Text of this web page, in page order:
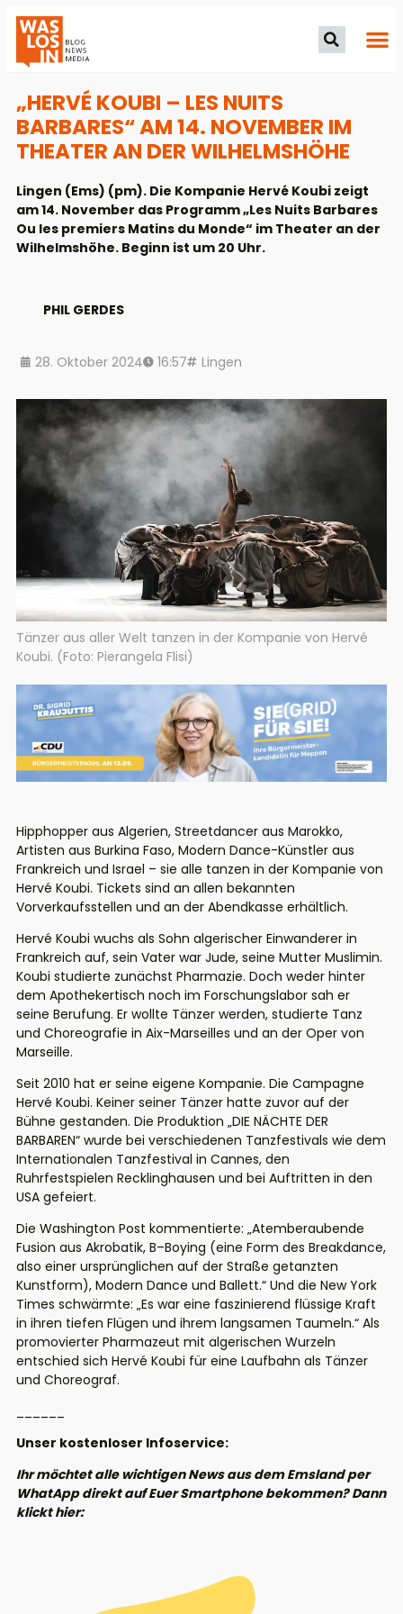
„HERVÉ KOUBI – LES NUITS
BARBARES“ AM 14. NOVEMBER IM
THEATER AN DER WILHELMSHÖHE
Lingen (Ems) (pm). Die Kompanie Hervé Koubi zeigt
am 14. November das Programm „Les Nuits Barbares
Ou les premiers Matins du Monde“ im Theater an der
Wilhelmshöhe. Beginn ist um 20 Uhr.
PHIL GERDES
28. Oktober 2024 16:57 Lingen
Tänzer aus aller Welt tanzen in der Kompanie von Hervé
Koubi. (Foto: Pierangela Flisi)
Hipphopper aus Algerien, Streetdancer aus Marokko,
Artisten aus Burkina Faso, Modern Dance-Künstler aus
Frankreich und Israel – sie alle tanzen in der Kompanie von
Hervé Koubi. Tickets sind an allen bekannten
Vorverkaufsstellen und an der Abendkasse erhältlich.
Hervé Koubi wuchs als Sohn algerischer Einwanderer in
Frankreich auf, sein Vater war Jude, seine Mutter Muslimin.
Koubi studierte zunächst Pharmazie. Doch weder hinter
dem Apothekertisch noch im Forschungslabor sah er
seine Berufung. Er wollte Tänzer werden, studierte Tanz
und Choreografie in Aix-Marseilles und an der Oper von
Marseille.
Seit 2010 hat er seine eigene Kompanie. Die Campagne
Hervé Koubi. Keiner seiner Tänzer hatte zuvor auf der
Bühne gestanden. Die Produktion „DIE NÄCHTE DER
BARBAREN“ wurde bei verschiedenen Tanzfestivals wie dem
Internationalen Tanzfestival in Cannes, den
Ruhrfestspielen Recklinghausen und bei Auftritten in den
USA gefeiert.
Die Washington Post kommentierte: „Atemberaubende
Fusion aus Akrobatik, B–Boying (eine Form des Breakdance,
also einer ursprünglichen auf der Straße getanzten
Kunstform), Modern Dance und Ballett.“ Und die New York
Times schwärmte: „Es war eine faszinierend flüssige Kraft
in ihren tiefen Flügen und ihrem langsamen Taumeln.“ Als
promovierter Pharmazeut mit algerischen Wurzeln
entschied sich Hervé Koubi für eine Laufbahn als Tänzer
und Choreograf.
Unser kostenloser Infoservice:
Ihr möchtet alle wichtigen News aus dem Emsland per
WhatApp direkt auf Euer Smartphone bekommen? Dann
klickt hier: